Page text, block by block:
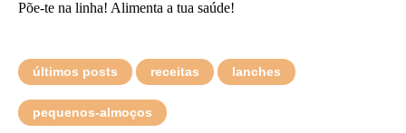
Põe-te na linha! Alimenta a tua saúde!
últimos posts receitas lanches
pequenos-almoços